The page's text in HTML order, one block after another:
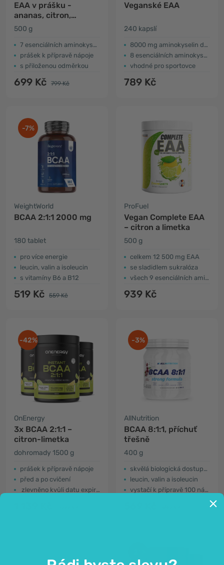
EAA v prášku -
ananas, citron,
pomeranč
500 g
7 esenciálních aminokyselin
prášek k přípravě nápoje
s přiloženou odměrkou
699 Kč 799 Kč
Veganské EAA
240 kapslí
8000 mg aminokyselin denně
8 esenciálních aminokyselin
vhodné pro sportovce
789 Kč
-7%
WeightWorld
BCAA 2:1:1 2000 mg
180 tablet
pro více energie
leucin, valin a isoleucin
s vitamíny B6 a B12
519 Kč 559 Kč
ProFuel
Vegan Complete EAA
– citron a limetka
500 g
celkem 12 500 mg EAA
se sladidlem sukralóza
všech 9 esenciálních aminokyselin
939 Kč
-42%
OnEnergy
3x BCAA 2:1:1 –
citron-limetka
dohromady 1500 g
prášek k přípravě nápoje
před a po cvičení
zlevněno kvůli datu expirace
-3%
AllNutrition
BCAA 8:1:1, příchuť
třešně
400 g
skvělá biologická dostupnost
leucin, valin a isoleucin
vystačí k přípravě 100 nápojů